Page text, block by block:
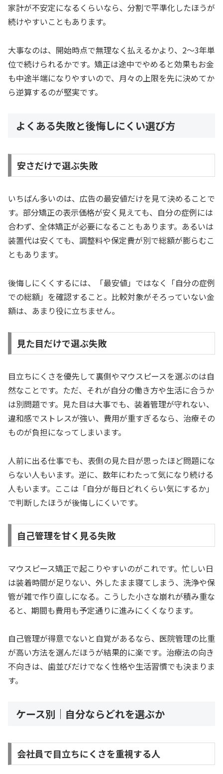
家計が不安定になるくらいなら、分割で平準化したほうが
続けやすいこともあります。
大事なのは、開始時点で無理なく払えるかより、2〜3年単
位で続けられるかです。矯正は途中でやめると効果もお金
も中途半端になりやすいので、月々の上限を先に決めてか
ら逆算するのが堅実です。
よくある失敗と後悔しにくい選び方
安さだけで選ぶ失敗
いちばん多いのは、広告の最安値だけを見て決めることで
す。部分矯正の表示価格が安く見えても、自分の症例には
合わず、全体矯正が必要になることもあります。あるいは
装置代は安くても、調整料や保定費が別で総額が膨らむこ
ともあります。
後悔しにくくするには、「最安値」ではなく「自分の症例
での総額」を確認すること。比較対象がそろっていない金
額は、あまり役に立ちません。
見た目だけで選ぶ失敗
目立ちにくさを優先して裏側やマウスピースを選ぶのは自
然なことです。ただ、それが自分の働き方や生活に合うか
は別問題です。見た目は大事でも、装着管理が守れない、
違和感でストレスが強い、費用が重すぎるなら、治療その
ものが負担になってしまいます。
人前に出る仕事でも、表側の見た目が思ったほど問題にな
らない人もいます。逆に、数年にわたって気になり続ける
人もいます。ここは「自分が毎日どれくらい気にするか」
で判断したほうが後悔しにくいです。
自己管理を甘く見る失敗
マウスピース矯正で起こりやすいのがこれです。忙しい日
は装着時間が足りない、外したまま寝てしまう、洗浄や保
管が雑で作り直しになる。こうした小さな崩れが積み重な
ると、期間も費用も予定通りに進みにくくなります。
自己管理が得意でないと自覚があるなら、医院管理の比重
が高い方法を選んだほうが結果的に楽です。治療法の向き
不向きは、歯並びだけでなく性格や生活習慣でも決まりま
す。
ケース別｜自分ならどれを選ぶか
会社員で目立ちにくさを重視する人